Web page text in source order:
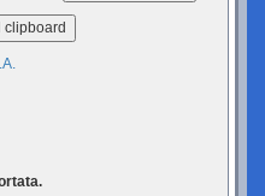
clipboard